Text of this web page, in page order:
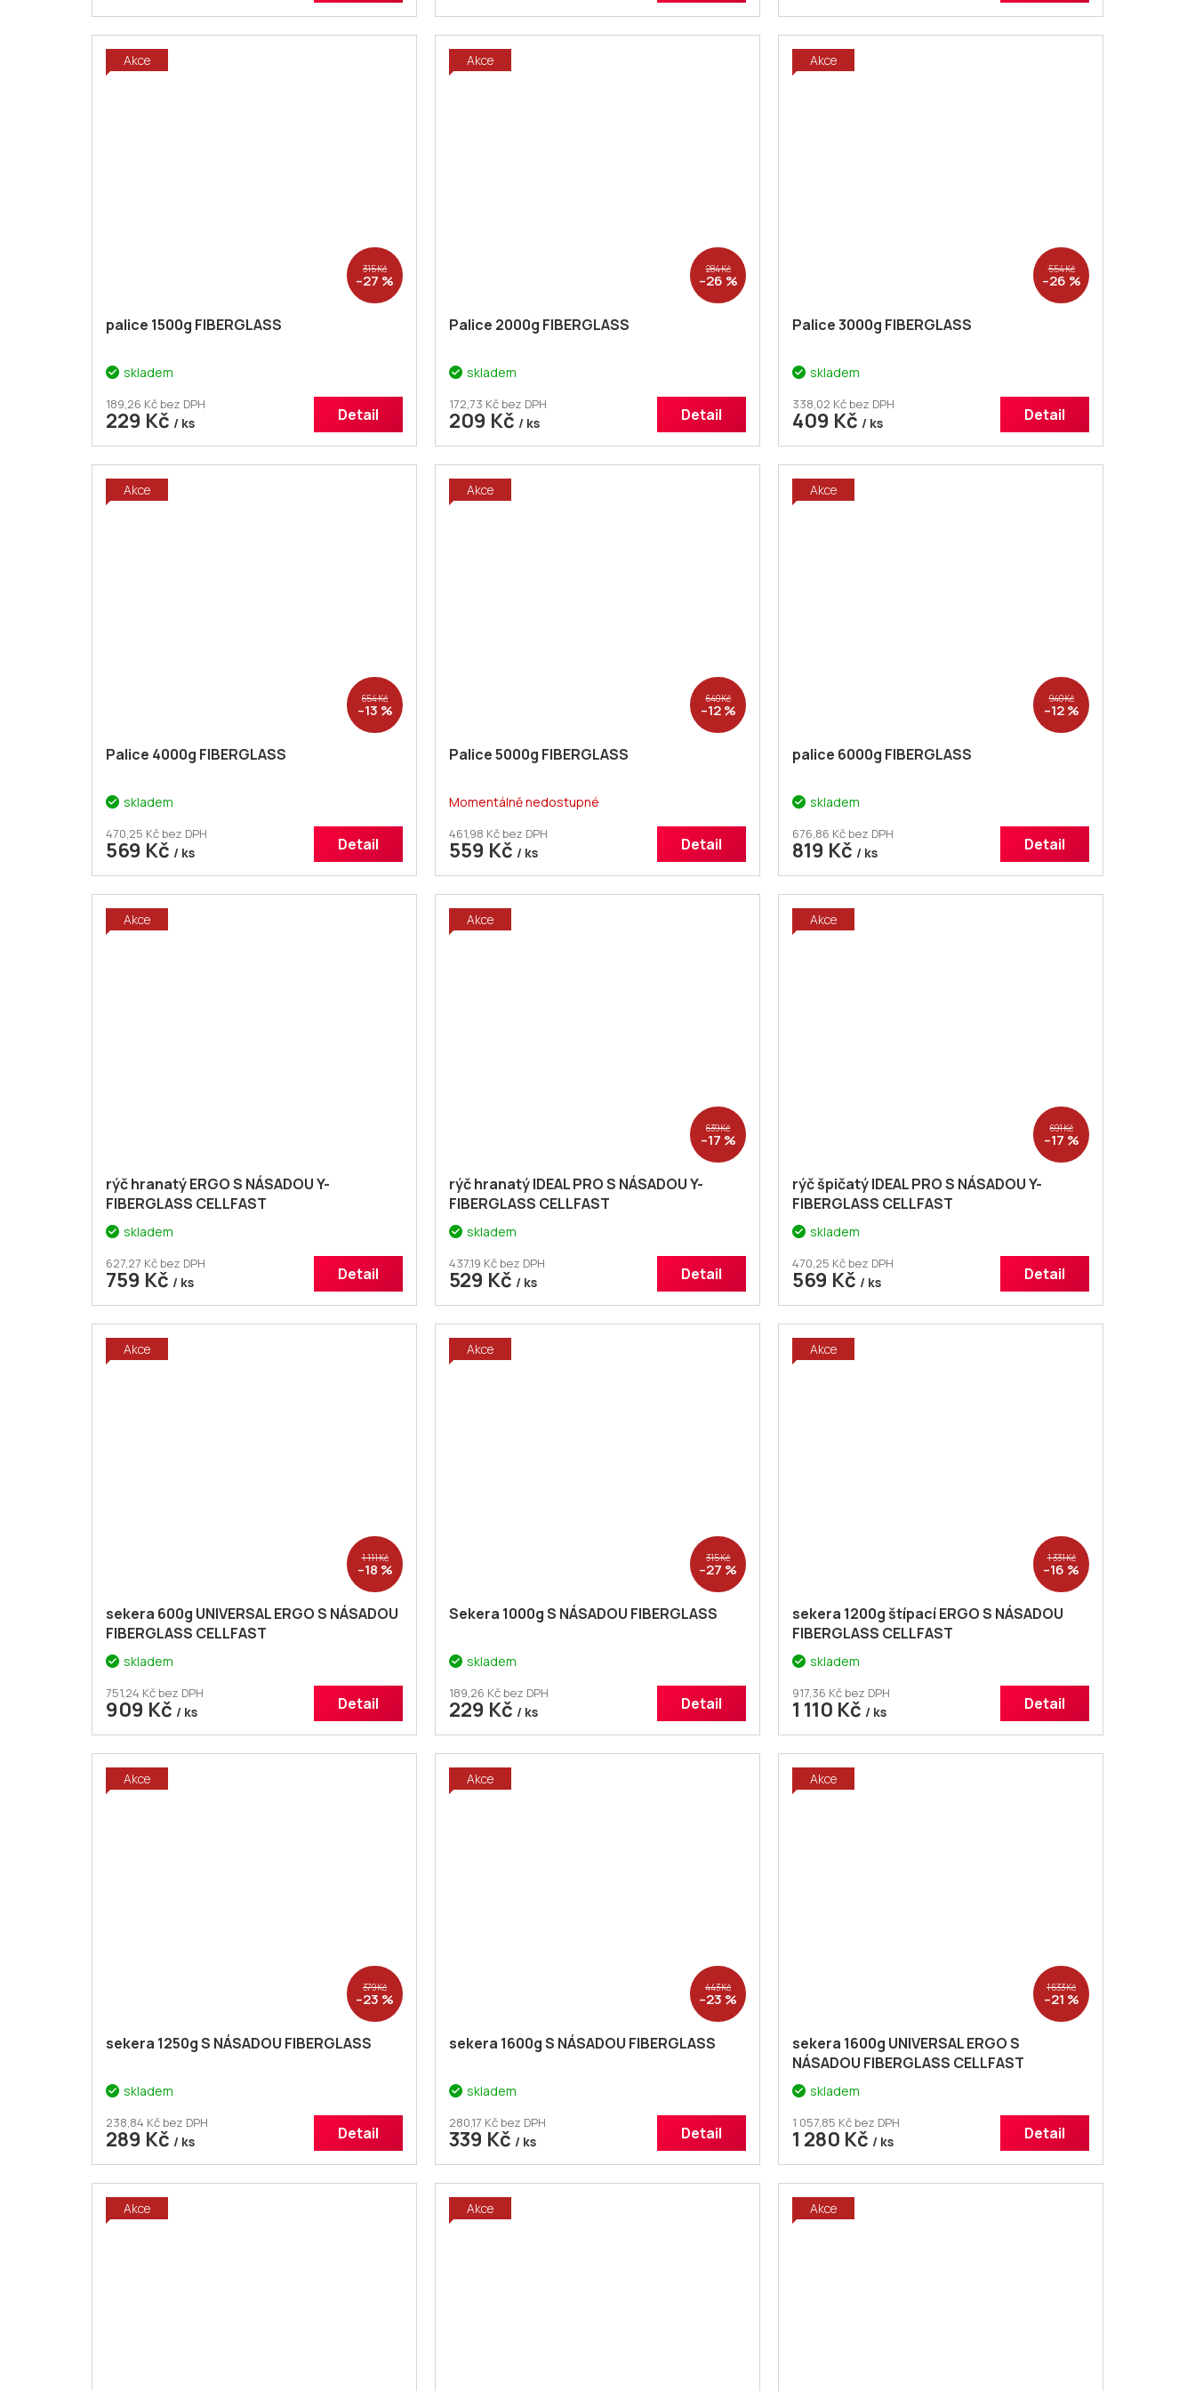
Akce
315 Kč
–27 %
palice 1500g FIBERGLASS
skladem
189,26 Kč bez DPH
229 Kč / ks Detail
Akce
284 Kč
–26 %
Palice 2000g FIBERGLASS
skladem
172,73 Kč bez DPH
209 Kč / ks Detail
Akce
554 Kč
–26 %
Palice 3000g FIBERGLASS
skladem
338,02 Kč bez DPH
409 Kč / ks Detail
Akce
654 Kč
–13 %
Palice 4000g FIBERGLASS
skladem
470,25 Kč bez DPH
569 Kč / ks Detail
Akce
640 Kč
–12 %
Palice 5000g FIBERGLASS
Momentálně nedostupné
461,98 Kč bez DPH
559 Kč / ks Detail
Akce
940 Kč
–12 %
palice 6000g FIBERGLASS
skladem
676,86 Kč bez DPH
819 Kč / ks Detail
Akce
rýč hranatý ERGO S NÁSADOU Y-
FIBERGLASS CELLFAST
skladem
627,27 Kč bez DPH
759 Kč / ks Detail
Akce
639 Kč
–17 %
rýč hranatý IDEAL PRO S NÁSADOU Y-
FIBERGLASS CELLFAST
skladem
437,19 Kč bez DPH
529 Kč / ks Detail
Akce
691 Kč
–17 %
rýč špičatý IDEAL PRO S NÁSADOU Y-
FIBERGLASS CELLFAST
skladem
470,25 Kč bez DPH
569 Kč / ks Detail
Akce
1 111 Kč
–18 %
sekera 600g UNIVERSAL ERGO S NÁSADOU
FIBERGLASS CELLFAST
skladem
751,24 Kč bez DPH
909 Kč / ks Detail
Akce
315 Kč
–27 %
Sekera 1000g S NÁSADOU FIBERGLASS
skladem
189,26 Kč bez DPH
229 Kč / ks Detail
Akce
1 331 Kč
–16 %
sekera 1200g štípací ERGO S NÁSADOU
FIBERGLASS CELLFAST
skladem
917,36 Kč bez DPH
1 110 Kč / ks Detail
Akce
379 Kč
–23 %
sekera 1250g S NÁSADOU FIBERGLASS
skladem
238,84 Kč bez DPH
289 Kč / ks Detail
Akce
443 Kč
–23 %
sekera 1600g S NÁSADOU FIBERGLASS
skladem
280,17 Kč bez DPH
339 Kč / ks Detail
Akce
1 633 Kč
–21 %
sekera 1600g UNIVERSAL ERGO S
NÁSADOU FIBERGLASS CELLFAST
skladem
1 057,85 Kč bez DPH
1 280 Kč / ks Detail
Akce Akce Akce